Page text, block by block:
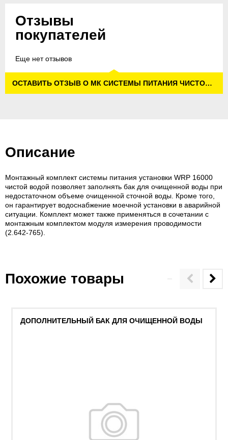
Отзывы
покупателей
Еще нет отзывов
ОСТАВИТЬ ОТЗЫВ О МК СИСТЕМЫ ПИТАНИЯ ЧИСТОЙ ВОДОЙ, ДЛЯ WRP 16000
Описание
Монтажный комплект системы питания установки WRP 16000
чистой водой позволяет заполнять бак для очищенной воды при
недостаточном объеме очищенной сточной воды. Кроме того,
он гарантирует водоснабжение моечной установки в аварийной
ситуации. Комплект может также применяться в сочетании с
монтажным комплектом модуля измерения проводимости
(2.642-765).
Похожие товары
ДОПОЛНИТЕЛЬНЫЙ БАК ДЛЯ ОЧИЩЕННОЙ ВОДЫ